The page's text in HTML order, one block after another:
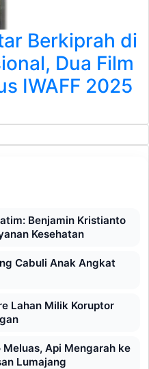
Berkiprah di
Dua Film
IWAFF 2025
Benjamin Kristianto
Kesehatan
Cabuli Anak Angkat
Lahan Milik Koruptor
Api Mengarah ke
Lumajang